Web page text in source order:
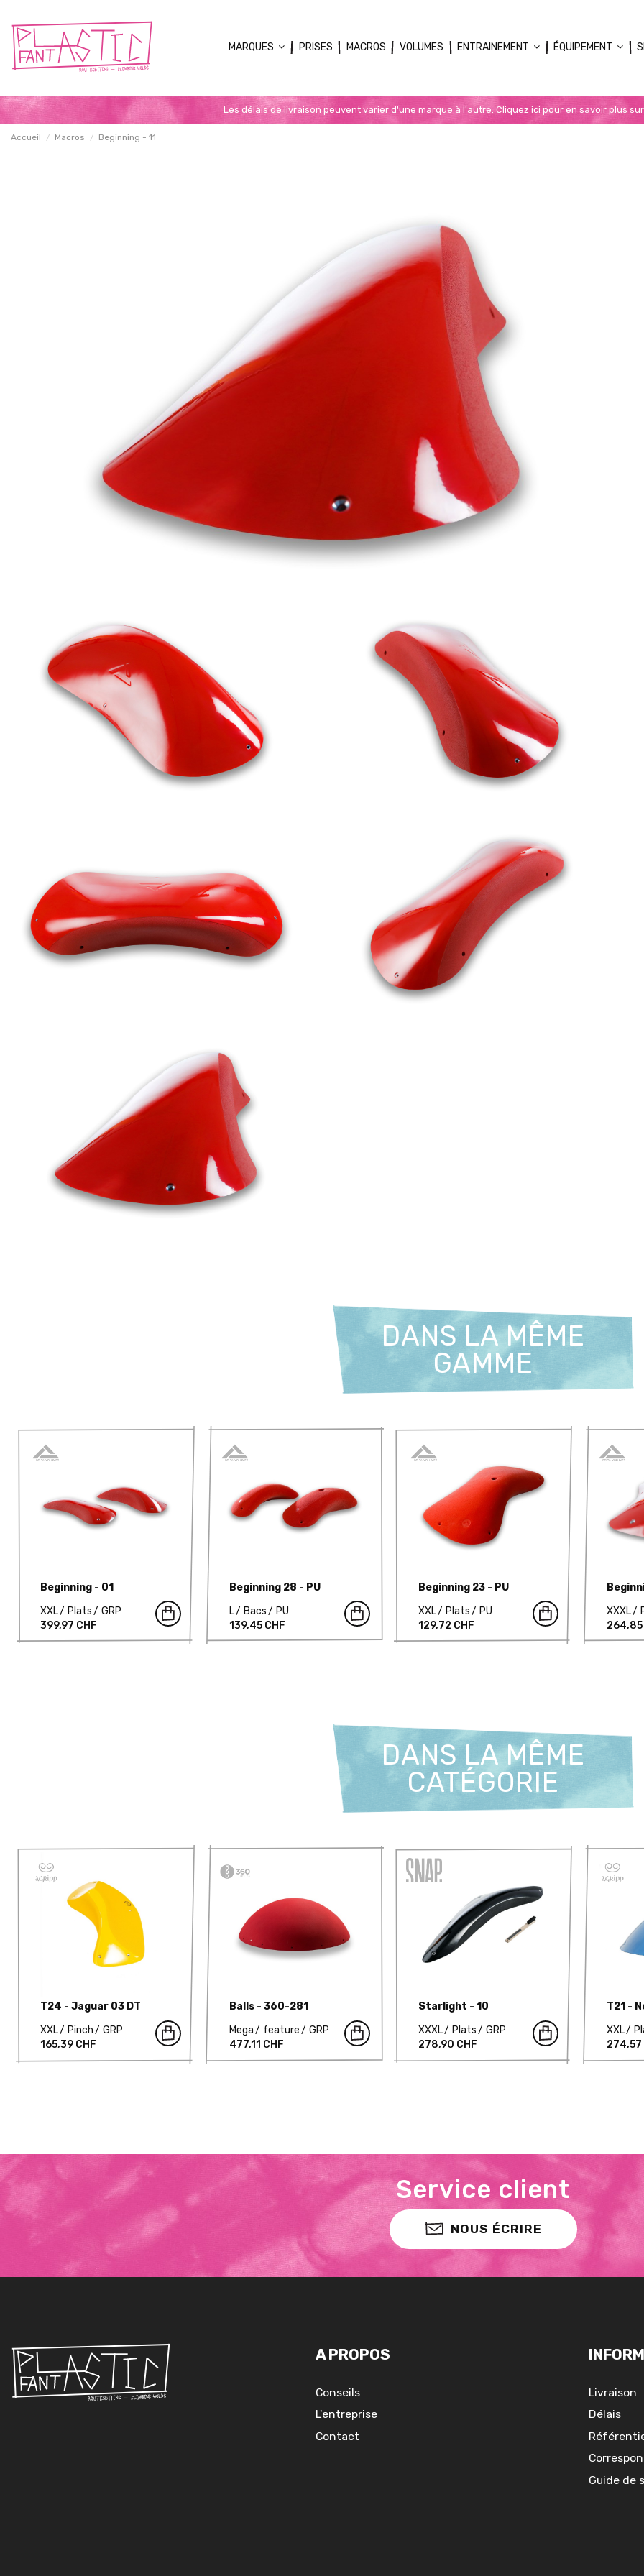
MARQUES PRISES MACROS VOLUMES ENTRAINEMENT ÉQUIPEMENT
Les délais de livraison peuvent varier d'une marque à l'autre. Cliquez ici pour en savoir plus
Accueil Macros Beginning - 11
DANS LA MÊME
GAMME
Beginning - 01
XXL
Plats
GRP
399,97 CHF
Beginning 28 - PU
L
Bacs
PU
139,45 CHF
Beginning 23 - PU
XXL
Plats
PU
129,72 CHF
XXXL
264,85
DANS LA MÊME
CATÉGORIE
T24 - Jaguar 03 DT
XXL
Pinch
GRP
165,39 CHF
Balls - 360-281
Mega
feature
GRP
477,11 CHF
Starlight - 10
XXXL
Plats
GRP
278,90 CHF
T21 -
XXL
274,57
Service client
NOUS ÉCRIRE
A PROPOS
Conseils
L'entreprise
Contact
Livraison
Délais
Guide de